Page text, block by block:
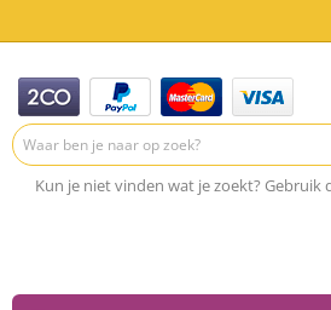
Kun je niet vinden wat je zoekt? Gebruik